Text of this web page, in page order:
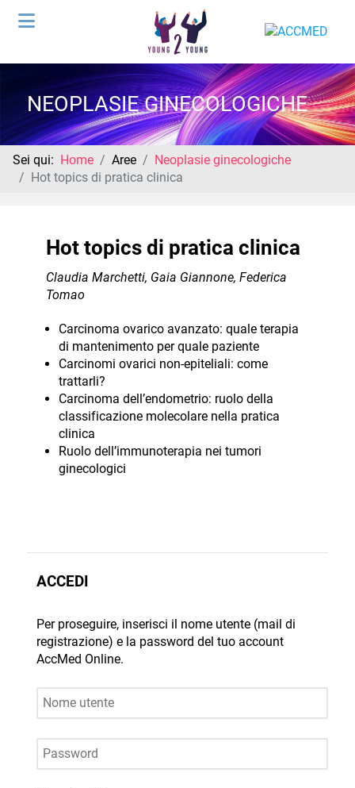
NEOPLASIE GINECOLOGICHE
Sei qui: Home Aree
Neoplasie ginecologiche
Hot topics di pratica clinica
Hot topics di pratica clinica
Claudia Marchetti, Gaia Giannone, Federica
Tomao
Carcinoma ovarico avanzato: quale terapia
di mantenimento per quale paziente
Carcinomi ovarici non-epiteliali: come
trattarli?
Carcinoma dell’endometrio: ruolo della
classificazione molecolare nella pratica
clinica
Ruolo dell’immunoterapia nei tumori
ginecologici
ACCEDI
Per proseguire, inserisci il nome utente (mail di
registrazione) e la password del tuo account
AccMed Online.
Nome utente
Password